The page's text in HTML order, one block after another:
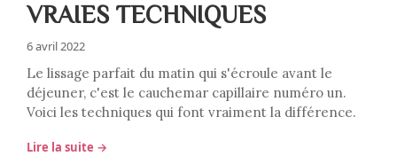
VRAIES TECHNIQUES
6 avril 2022
Le lissage parfait du matin qui s'écroule avant le
déjeuner, c'est le cauchemar capillaire numéro un.
Voici les techniques qui font vraiment la différence.
Lire la suite →